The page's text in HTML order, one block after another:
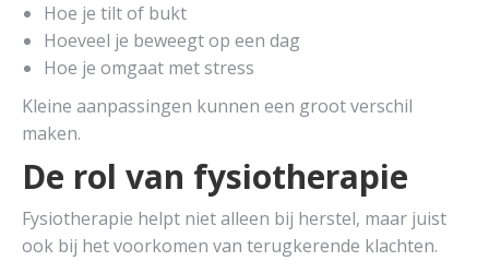
Hoe je tilt of bukt
Hoeveel je beweegt op een dag
Hoe je omgaat met stress
Kleine aanpassingen kunnen een groot verschil
maken.
De rol van fysiotherapie
Fysiotherapie helpt niet alleen bij herstel, maar juist
ook bij het voorkomen van terugkerende klachten.